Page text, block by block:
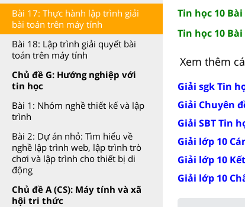
Bài 17: Thực hành lập trình giải
bài toán trên máy tính
Bài 18: Lập trình giải quyết bài
toán trên máy tính
Chủ đề G: Hướng nghiệp với
tin học
Bài 1: Nhóm nghề thiết kế và lập
trình
Bài 2: Dự án nhỏ: Tìm hiểu về
nghề lập trình web, lập trình trò
chơi và lập trình cho thiết bị di
động
Chủ đề A (CS): Máy tính và xã
hội tri thức
Tin học 10
Tin học 10
Xem thêm
Giải sgk Tin
Giải Chuyên
Giải SBT Tin
Giải lớp 10
Giải lớp 10
Giải lớp 10